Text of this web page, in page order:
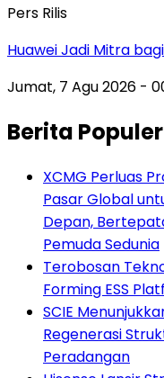
Pers Rilis
Huawei Jadi Mitra
Jumat, 7 Agu 2026 -
Berita Populer
XCMG Perluas
Pasar Global
Depan,
Pemuda Sedunia
Terobosan
Forming ESS
SCIE
Regenerasi
Peradangan